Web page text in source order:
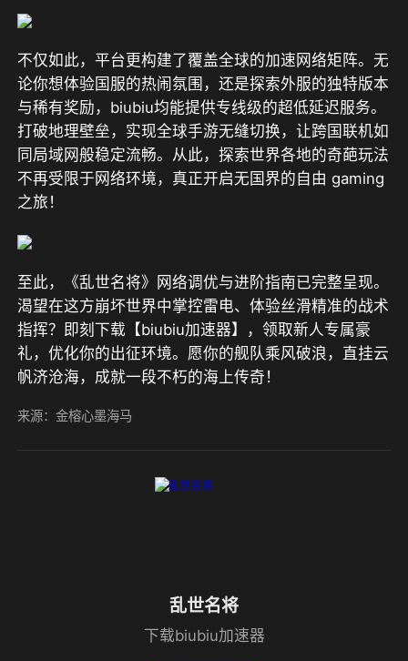
不仅如此，平台更构建了覆盖全球的加速网络矩阵。无
论你想体验国服的热闹氛围，还是探索外服的独特版本
与稀有奖励，biubiu均能提供专线级的超低延迟服务。
打破地理壁垒，实现全球手游无缝切换，让跨国联机如
同局域网般稳定流畅。从此，探索世界各地的奇葩玩法
不再受限于网络环境，真正开启无国界的自由 gaming
之旅！
至此，《乱世名将》网络调优与进阶指南已完整呈现。
渴望在这方崩坏世界中掌控雷电、体验丝滑精准的战术
指挥？即刻下载【biubiu加速器】，领取新人专属豪
礼，优化你的出征环境。愿你的舰队乘风破浪，直挂云
帆济沧海，成就一段不朽的海上传奇！
来源：金榕心墨海马
乱世名将
下载biubiu加速器